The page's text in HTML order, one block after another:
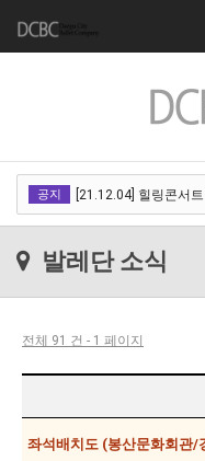
공지
[21.11.13] 호두까기
발레단 소식
전체 91 건 - 1 페이지
좌석배치도 (봉산문화회관/